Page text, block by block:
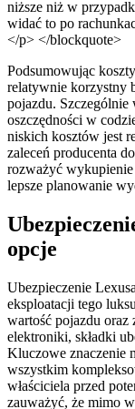
niższe niż w
widać to po
</p> </blockquote>
Podsumowując
relatywnie korzystny
pojazdu. Szczególnie
oszczędności w
niskich kosztów jest
zaleceń producenta
rozważyć
lepsze planowanie
opcje
Ubezpieczenie
eksploatacji tego
wartość pojazdu oraz
elektroniki, składki
Kluczowe znaczenie
wszystkim
właściciela przed
zauważyć, że mimo